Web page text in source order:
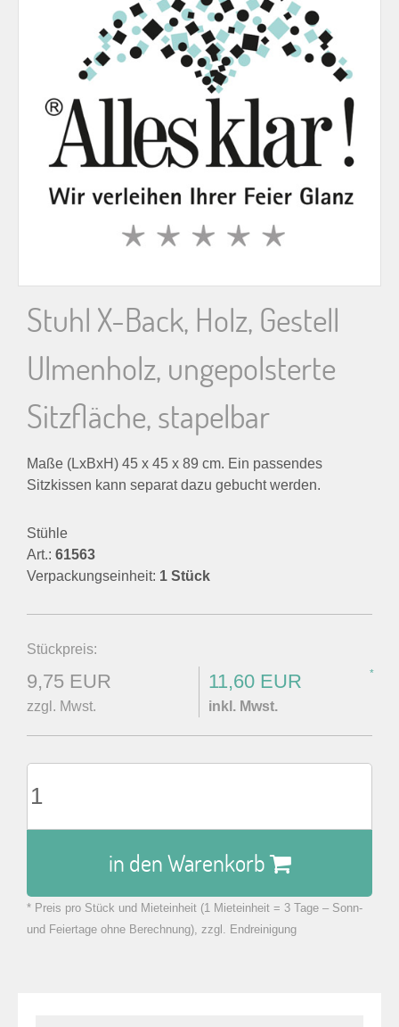
a
h
Stuhl X-Back, Holz, Gestell
Ulmenholz, ungepolsterte
Sitzfläche, stapelbar
Maße (LxBxH) 45 x 45 x 89 cm. Ein passendes
Sitzkissen kann separat dazu gebucht werden.
Stühle
Art.: 61563
Verpackungseinheit: 1 Stück
Stückpreis:
9,75 EUR
zzgl. Mwst.
11,60 EUR *
inkl. Mwst.
in den Warenkorb
zu Warenkorb hinzugefügt.
* Preis pro Stück und Mieteinheit (1 Mieteinheit = 3 Tage – Sonn-
und Feiertage ohne Berechnung), zzgl. Endreinigung